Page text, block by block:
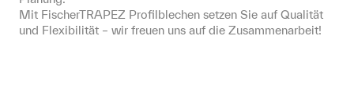
Mit FischerTRAPEZ Profilblechen setzen Sie auf Qualität
und Flexibilität – wir freuen uns auf die Zusammenarbeit!